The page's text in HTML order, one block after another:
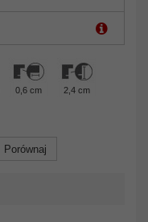
0,6 cm 2,4 cm
Porównaj